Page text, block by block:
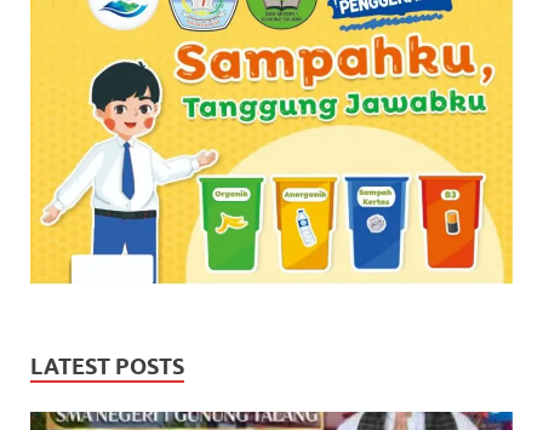
LATEST POSTS